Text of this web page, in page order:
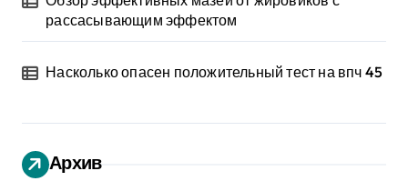
рассасывающим эффектом
Насколько опасен положительный тест на впч 45
Архив